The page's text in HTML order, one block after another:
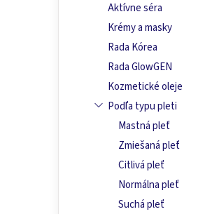
Aktívne séra
Krémy a masky
Rada Kórea
Rada GlowGEN
Kozmetické oleje
Podľa typu pleti
Mastná pleť
Zmiešaná pleť
Citlivá pleť
Normálna pleť
Suchá pleť